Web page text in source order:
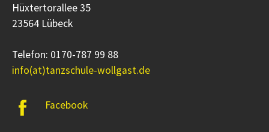
Hüxtertorallee 35
23564 Lübeck
Telefon: 0170-787 99 88
info(at)tanzschule-wollgast.de
Facebook